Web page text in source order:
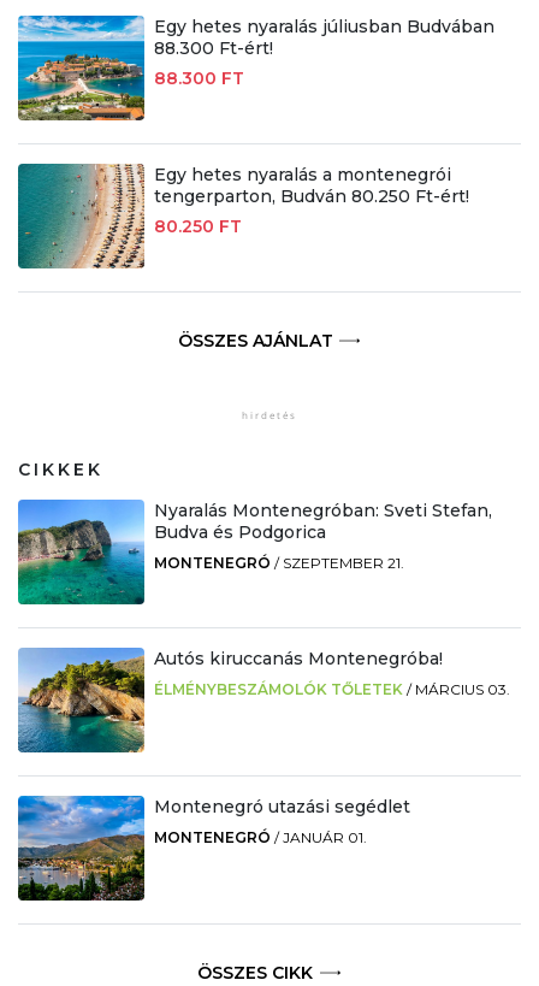
Egy hetes nyaralás júliusban Budvában
88.300 Ft-ért!
88.300 FT
Egy hetes nyaralás a montenegrói
tengerparton, Budván 80.250 Ft-ért!
80.250 FT
ÖSSZES AJÁNLAT
CIKKEK
Nyaralás Montenegróban: Sveti Stefan,
Budva és Podgorica
MONTENEGRÓ / SZEPTEMBER 21.
Autós kiruccanás Montenegróba!
ÉLMÉNYBESZÁMOLÓK TŐLETEK / MÁRCIUS 03.
Montenegró utazási segédlet
MONTENEGRÓ /JANUÁR 01.
ÖSSZES CIKK